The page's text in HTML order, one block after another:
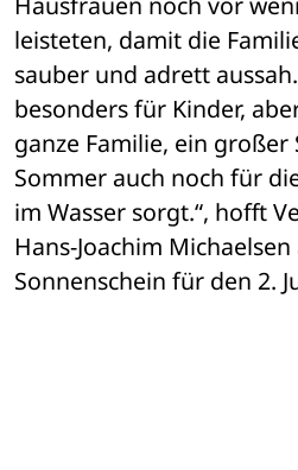
leisteten, damit die
sauber und adrett
besonders für Kinder,
ganze Familie, ein großer
Sommer auch noch für
im Wasser sorgt.“, hofft
Hans-Joachim
Sonnenschein für den 2.